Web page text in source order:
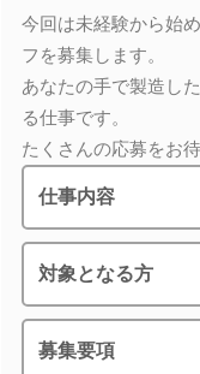
今回は未経験から始
フを募集します。
あなたの手で製造し
る仕事です。
たくさんの応募をお
仕事内容
対象となる方
募集要項